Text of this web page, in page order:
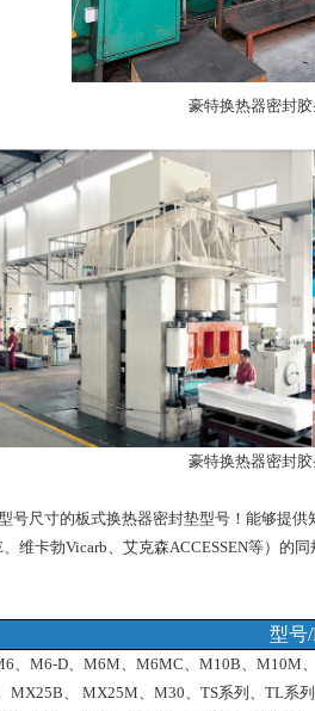
豪特换热器密封
豪特换热器密封
尺寸的板式换热器密封垫型号！能够提供
维卡勃Vicarb、艾克森ACCESSEN等）的
型号/
、 M6-D、 M6M、 M6MC、 M10B、 M10M、
MX25B、 MX25M、 M30、 TS系列 、 TL系列